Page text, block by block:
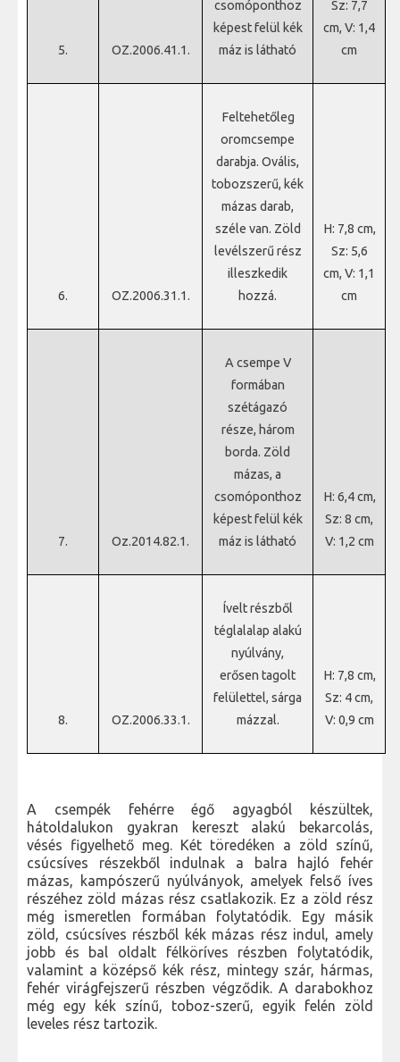
5. OZ.2006.41.1.
csomóponthoz
képest felül kék
máz is látható
Sz: 7,7
cm, V: 1,4
cm
6. OZ.2006.31.1.
Feltehetőleg
oromcsempe
darabja. Ovális,
tobozszerű, kék
mázas darab,
széle van. Zöld
levélszerű rész
illeszkedik
hozzá.
H: 7,8 cm,
Sz: 5,6
cm, V: 1,1
cm
7. Oz.2014.82.1.
A csempe V
formában
szétágazó
része, három
borda. Zöld
mázas, a
csomóponthoz
képest felül kék
máz is látható
H: 6,4 cm,
Sz: 8 cm,
V: 1,2 cm
8. OZ.2006.33.1.
Ívelt részből
téglalalap alakú
nyúlvány,
erősen tagolt
felülettel, sárga
mázzal.
H: 7,8 cm,
Sz: 4 cm,
V: 0,9 cm
A csempék fehérre égő agyagból készültek,
hátoldalukon gyakran kereszt alakú bekarcolás,
vésés figyelhető meg. Két töredéken a zöld színű,
csúcsíves részekből indulnak a balra hajló fehér
mázas, kampószerű nyúlványok, amelyek felső íves
részéhez zöld mázas rész csatlakozik. Ez a zöld rész
még ismeretlen formában folytatódik. Egy másik
zöld, csúcsíves részből kék mázas rész indul, amely
jobb és bal oldalt félköríves részben folytatódik,
valamint a középső kék rész, mintegy szár, hármas,
fehér virágfejszerű részben végződik. A darabokhoz
még egy kék színű, toboz-szerű, egyik felén zöld
leveles rész tartozik.